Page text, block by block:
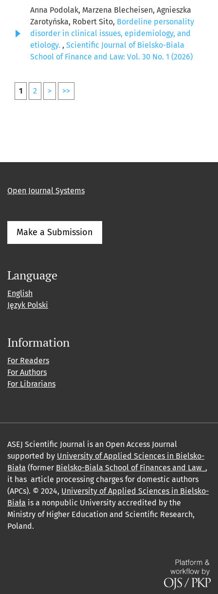
Anna Podolak, Marzena Blecheisen, Agnieszka
Zarotyńska, Robert Sito, Bordeline personality
disorder in clinical issues, epidemiology, and
etiology. , Scientific Journal of Bielsko-Biala
School of Finance and Law: Vol. 30 No. 1 (2026)
1 2 > >>
Open Journal Systems
Make a Submission
Language
English
Język Polski
Information
For Readers
For Authors
For Librarians
ASEJ Scientific Journal is an Open Access Journal
supported by University of Applied Sciences in Bielsko-
Biała (former Bielsko-Biala School of Finances and Law_ ,
it has article processing charges for domestic authors
(APCs). © 2024, University of Applied Sciences in Bielsko-
Biała is a nonpublic University accredited by the
Ministry of Higher Education and Scientific Research,
Poland.